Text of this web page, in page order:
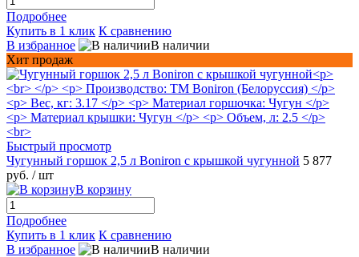
Подробнее
Купить в 1 клик К сравнению
В избранное
В наличии
Хит продаж
Быстрый просмотр
Чугунный горшок 2,5 л Boniron с крышкой чугунной 5 877
руб. / шт
В корзину
Подробнее
Купить в 1 клик К сравнению
В избранное
В наличии